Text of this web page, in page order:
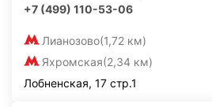
+7 (499) 110-53-06
Лианозово(1,72 км)
Яхромская(2,34 км)
Лобненская, 17 стр.1